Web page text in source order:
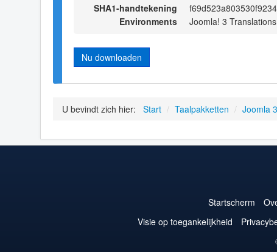
SHA1-handtekening
Environments
Joomla! 3 Translations
Nu downloaden
U bevindt zich hier: Start / Taalpakketten / Joomla
Startscherm
Visie op toegankelijkheid